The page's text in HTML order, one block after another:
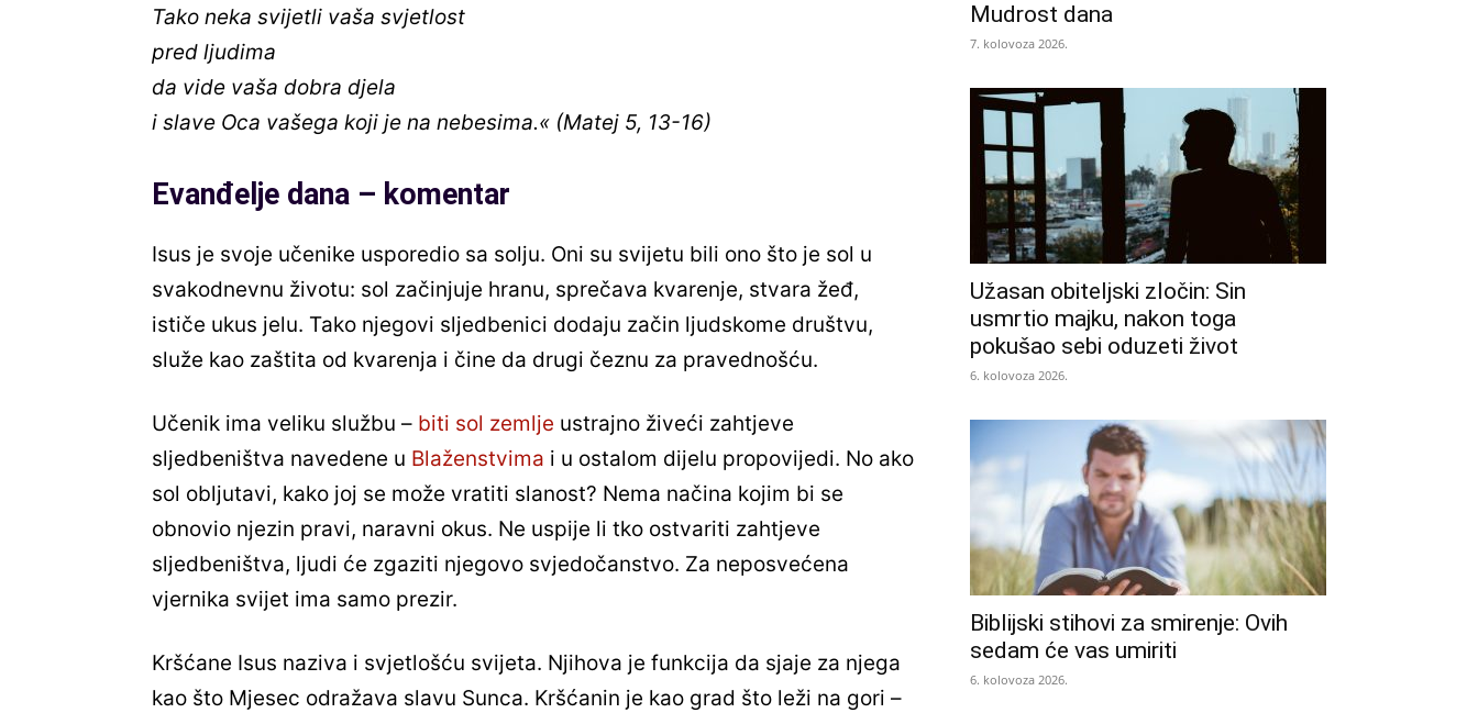
Tako neka svijetli vaša svjetlost
pred ljudima
da vide vaša dobra djela
i slave Oca vašega koji je na nebesima.« (Matej 5, 13-16)
Evanđelje dana – komentar
Isus je svoje učenike usporedio sa solju. Oni su svijetu bili ono što je sol u
svakodnevnu životu: sol začinjuje hranu, sprečava kvarenje, stvara žeđ,
ističe ukus jelu. Tako njegovi sljedbenici dodaju začin ljudskome društvu,
služe kao zaštita od kvarenja i čine da drugi čeznu za pravednošću.
Učenik ima veliku službu – biti sol zemlje ustrajno živeći zahtjeve
sljedbeništva navedene u Blaženstvima i u ostalom dijelu propovijedi. No ako
sol obljutavi, kako joj se može vratiti slanost? Nema načina kojim bi se
obnovio njezin pravi, naravni okus. Ne uspije li tko ostvariti zahtjeve
sljedbeništva, ljudi će zgaziti njegovo svjedočanstvo. Za neposvećena
vjernika svijet ima samo prezir.
Kršćane Isus naziva i svjetlošću svijeta. Njihova je funkcija da sjaje za njega
kao što Mjesec odražava slavu Sunca. Kršćanin je kao grad što leži na gori –
Mudrost dana
7. kolovoza 2026.
Užasan obiteljski zločin: Sin
usmrtio majku, nakon toga
pokušao sebi oduzeti život
6. kolovoza 2026.
Biblijski stihovi za smirenje: Ovih
sedam će vas umiriti
6. kolovoza 2026.